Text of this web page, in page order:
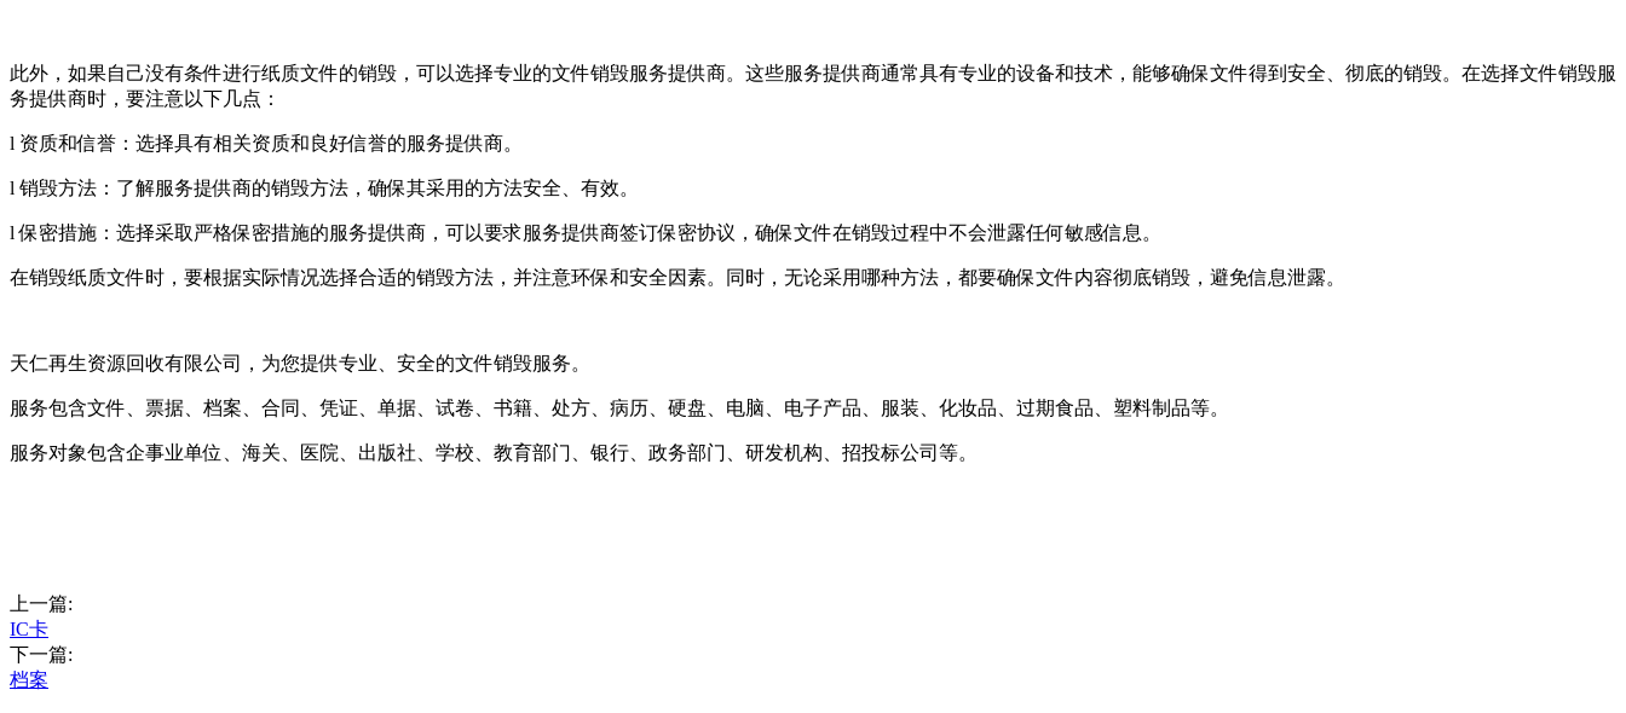
此外，如果自己没有条件进行纸质文件的销毁，可以选择专业的文件销毁服务提供商。这些服务提供商通常具有专业的设备和技术，能够确保文件得到安全、彻底的销毁。在选择文件销毁服
务提供商时，要注意以下几点：
l 资质和信誉：选择具有相关资质和良好信誉的服务提供商。
l 销毁方法：了解服务提供商的销毁方法，确保其采用的方法安全、有效。
l 保密措施：选择采取严格保密措施的服务提供商，可以要求服务提供商签订保密协议，确保文件在销毁过程中不会泄露任何敏感信息。
在销毁纸质文件时，要根据实际情况选择合适的销毁方法，并注意环保和安全因素。同时，无论采用哪种方法，都要确保文件内容彻底销毁，避免信息泄露。
天仁再生资源回收有限公司，为您提供专业、安全的文件销毁服务。
服务包含文件、票据、档案、合同、凭证、单据、试卷、书籍、处方、病历、硬盘、电脑、电子产品、服装、化妆品、过期食品、塑料制品等。
服务对象包含企事业单位、海关、医院、出版社、学校、教育部门、银行、政务部门、研发机构、招投标公司等。
上一篇:
IC卡
下一篇:
档案